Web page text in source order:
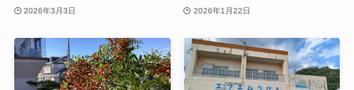
2026年3月3日 2026年1月22日